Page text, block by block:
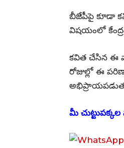
బీజేపీపై కూడా
విషయంలో
కవిత చేసిన ఈ
రోజుల్లో ఈ
మీ